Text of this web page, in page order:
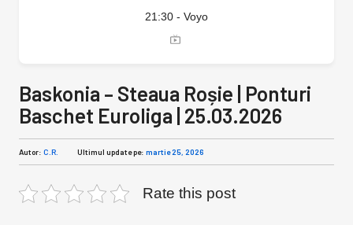
21:30 - Voyo
Baskonia – Steaua Roșie | Ponturi
Baschet Euroliga | 25.03.2026
Autor: C.R. Ultimul update pe: martie 25, 2026
Rate this post